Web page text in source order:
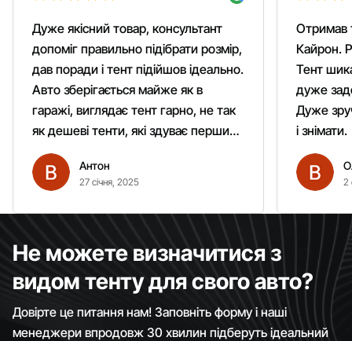
Дуже якісний товар, консультант
допоміг правильно підібрати розмір,
дав поради і тент підійшов ідеально.
Авто зберігається майже як в
гаражі, виглядає тент гарно, не так
як дешеві тенти, які здуває першим
вітром. Гарно кріпиться.
Рекомендую однозначно!
Антон
27 січня, 2025
Отримав
Кайрон.
Тент
дуже
Дуже
і знімати.
2
Не можете визначитися з
видом тенту для свого авто?
Довірте це питання нам! Заповніть форму і наші
менеджери впродовж 30 хвилин підберуть ідеальний